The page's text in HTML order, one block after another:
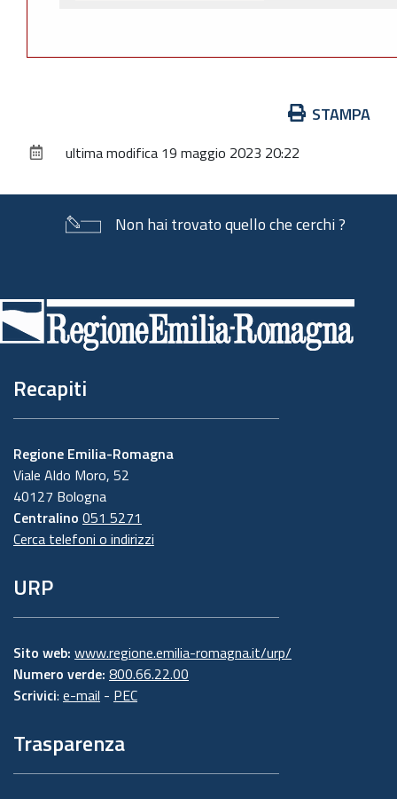
documento
STAMPA
ultima modifica 19 maggio 2023 20:22
Non hai trovato quello che cerchi ?
di
pagina
Recapiti
Regione Emilia-Romagna
Viale Aldo Moro, 52
40127 Bologna
Centralino 051 5271
Cerca telefoni o indirizzi
URP
Sito web: www.regione.emilia-romagna.it/urp/
Numero verde: 800.66.22.00
Scrivici: e-mail - PEC
Trasparenza